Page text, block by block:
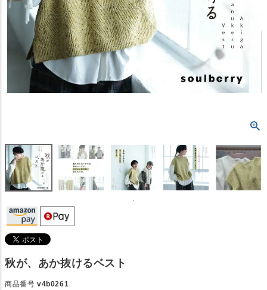
秋が、あか抜けるベスト
商品番号 v4b0261